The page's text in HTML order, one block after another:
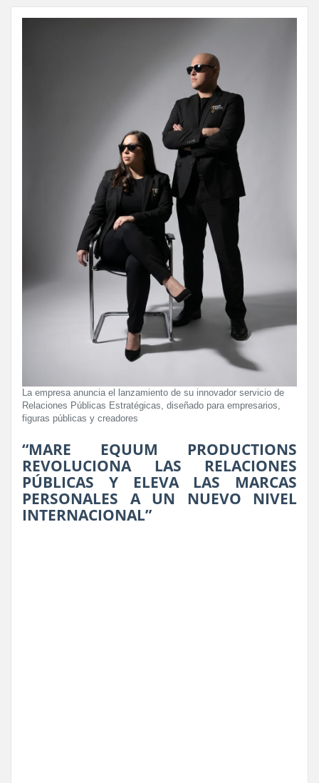
La empresa anuncia el lanzamiento de su innovador servicio de
Relaciones Públicas Estratégicas, diseñado para empresarios,
figuras públicas y creadores
“MARE EQUUM PRODUCTIONS
REVOLUCIONA LAS RELACIONES
PÚBLICAS Y ELEVA LAS MARCAS
PERSONALES A UN NUEVO NIVEL
INTERNACIONAL”